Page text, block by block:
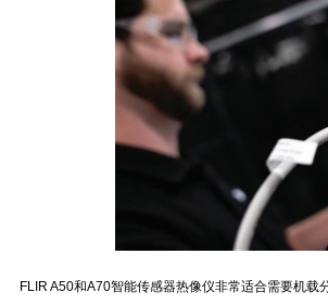
FLIR A50和A70智能传感器热像仪非常适合需要机载